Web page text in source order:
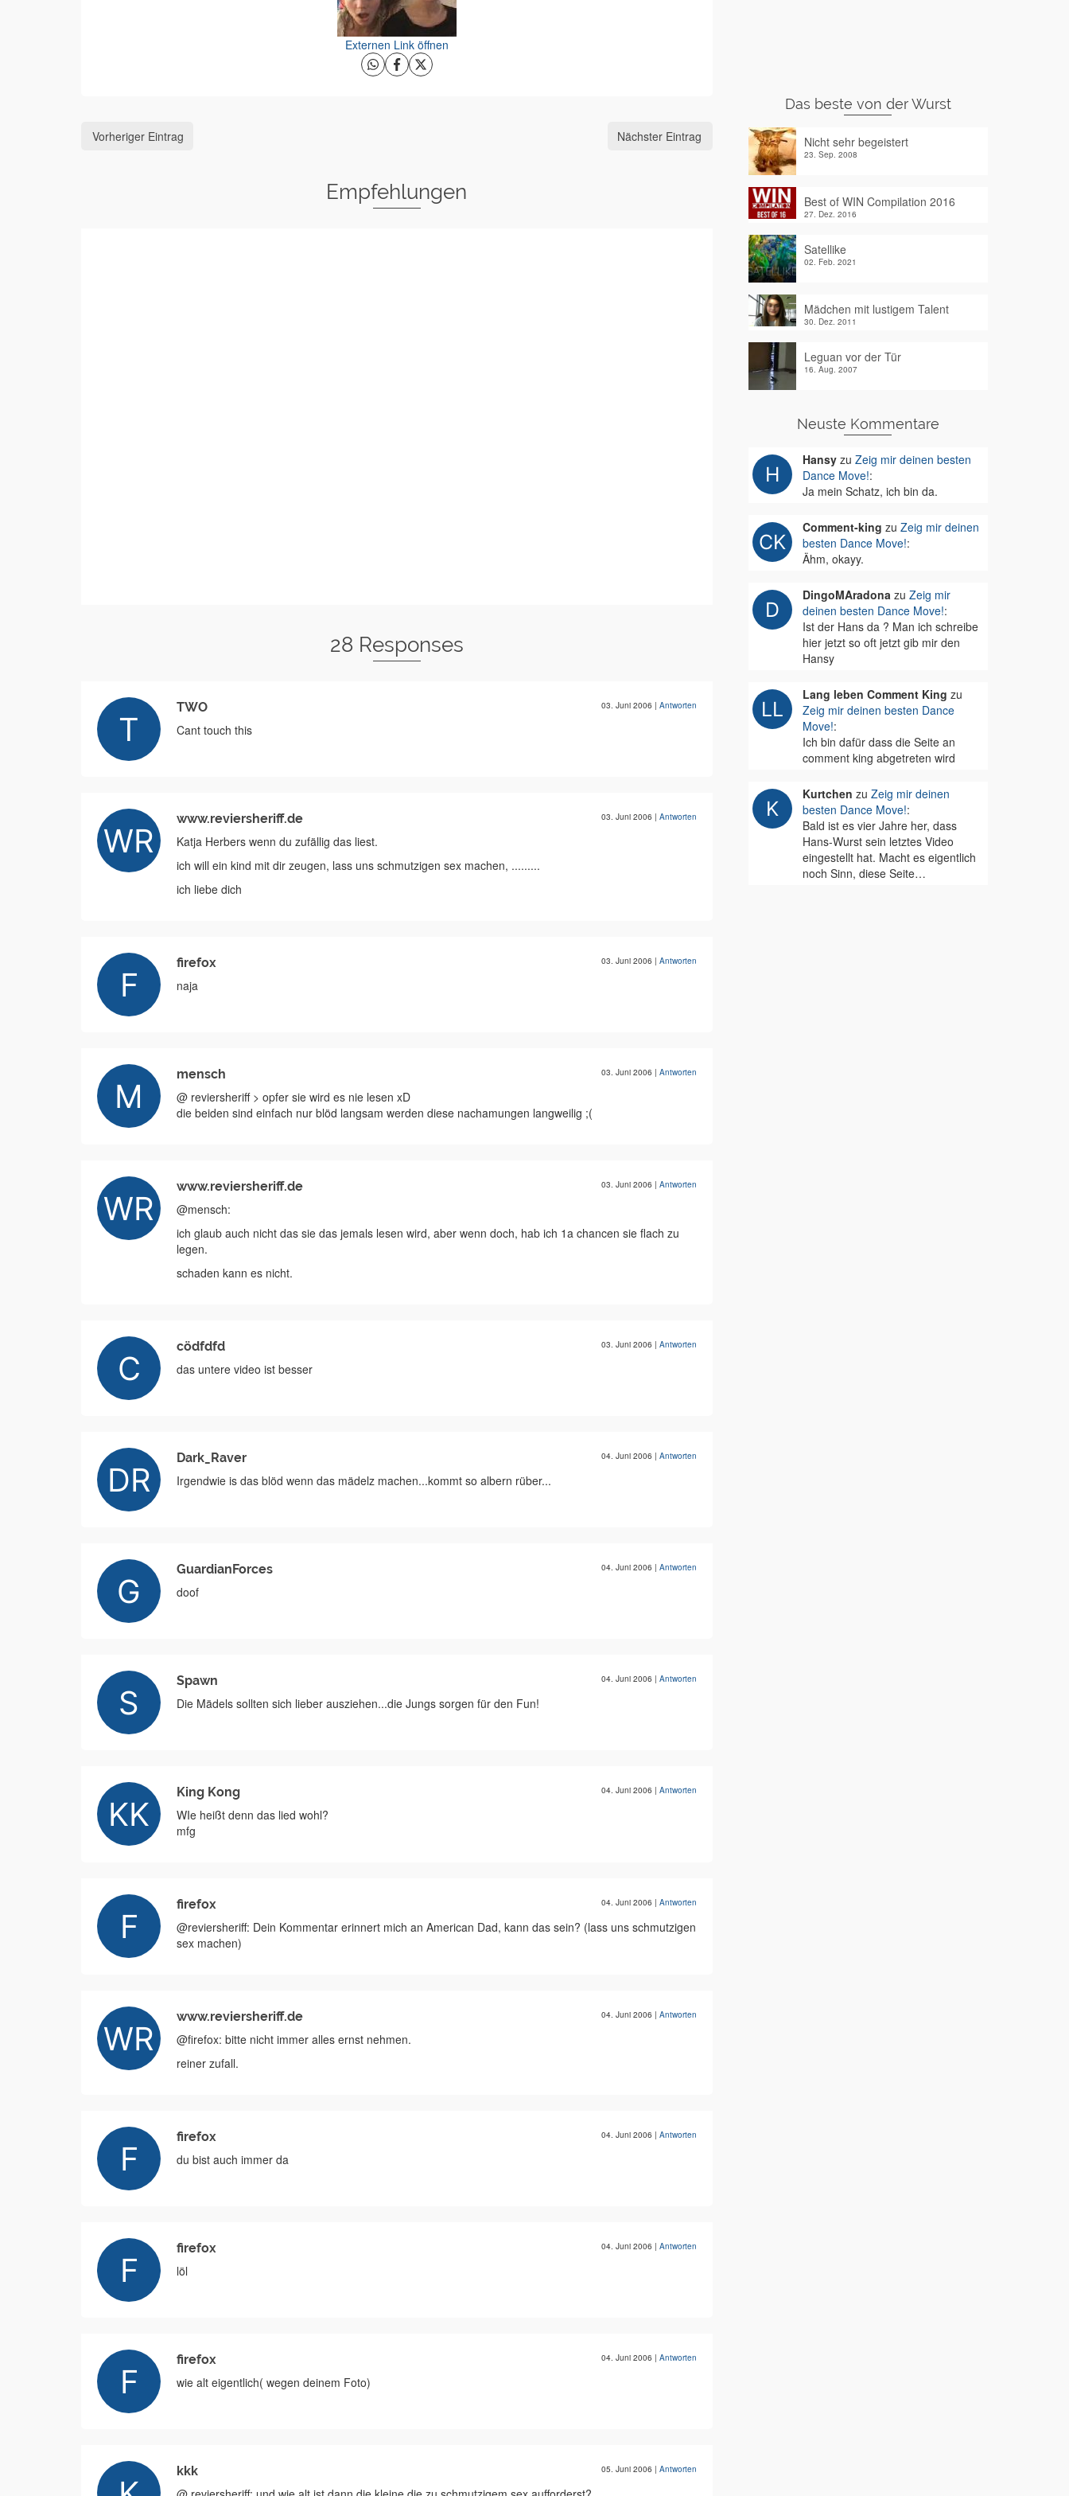
Externen Link öffnen
Vorheriger Eintrag Nächster Eintrag
Empfehlungen
28 Responses
TWO 03. Juni 2006 | Antworten
Cant touch this
www.reviersheriff.de 03. Juni 2006 | Antworten
Katja Herbers wenn du zufällig das liest.
ich will ein kind mit dir zeugen, lass uns schmutzigen sex machen, .........
ich liebe dich
firefox 03. Juni 2006 | Antworten
naja
mensch 03. Juni 2006 | Antworten
@ reviersheriff > opfer sie wird es nie lesen xD
die beiden sind einfach nur blöd langsam werden diese nachamungen langweilig ;(
www.reviersheriff.de 03. Juni 2006 | Antworten
@mensch:
ich glaub auch nicht das sie das jemals lesen wird, aber wenn doch, hab ich 1a chancen sie flach zu
legen.
schaden kann es nicht.
cödfdfd 03. Juni 2006 | Antworten
das untere video ist besser
Dark_Raver 04. Juni 2006 | Antworten
Irgendwie is das blöd wenn das mädelz machen...kommt so albern rüber...
GuardianForces 04. Juni 2006 | Antworten
doof
Spawn 04. Juni 2006 | Antworten
Die Mädels sollten sich lieber ausziehen...die Jungs sorgen für den Fun!
King Kong 04. Juni 2006 | Antworten
WIe heißt denn das lied wohl?
mfg
firefox 04. Juni 2006 | Antworten
@reviersheriff: Dein Kommentar erinnert mich an American Dad, kann das sein? (lass uns schmutzigen
sex machen)
www.reviersheriff.de 04. Juni 2006 | Antworten
@firefox: bitte nicht immer alles ernst nehmen.
reiner zufall.
firefox 04. Juni 2006 | Antworten
du bist auch immer da
firefox 04. Juni 2006 | Antworten
löl
firefox 04. Juni 2006 | Antworten
wie alt eigentlich( wegen deinem Foto)
kkk 05. Juni 2006 | Antworten
Das beste von der Wurst
Nicht sehr begeistert
23. Sep. 2008
Best of WIN Compilation 2016
27. Dez. 2016
Satellike
02. Feb. 2021
Mädchen mit lustigem Talent
30. Dez. 2011
Leguan vor der Tür
16. Aug. 2007
Neuste Kommentare
Hansyzu Zeig mir deinen besten
Dance Move!:
Ja mein Schatz, ich bin da.
Comment-king zu Zeig mir deinen
besten Dance Move!:
Ähm, okayy.
DingoMAradonazu Zeig mir
deinen besten Dance Move!:
Ist der Hans da ? Man ich schreibe
hier jetzt so oft jetzt gib mir den
Hansy
Lang leben Comment King zu
Zeig mir deinen besten Dance
Move!:
Ich bin dafür dass die Seite an
comment king abgetreten wird
Kurtchen zu Zeig mir deinen
besten Dance Move!:
Bald ist es vier Jahre her, dass
Hans-Wurst sein letztes Video
eingestellt hat. Macht es eigentlich
noch Sinn, diese Seite…